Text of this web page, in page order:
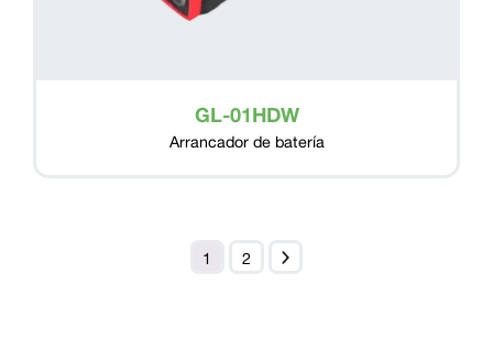
GL-01HDW
Arrancador de batería
1 2